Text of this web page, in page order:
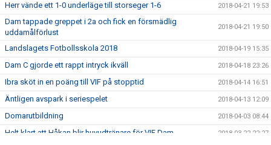
Herr vände ett 1-0 underläge till storseger 1-6 2018-04-21 19:53
Dam tappade greppet i 2a och fick en försmädlig
uddamålförlust
2018-04-21 19:50
Landslagets Fotbollsskola 2018 2018-04-19 15:35
Dam C gjorde ett rappt intryck ikväll 2018-04-18 23:26
Ibra sköt in en poäng till VIF på stopptid 2018-04-14 16:51
Äntligen avspark i seriespelet 2018-04-13 12:09
Domarutbildning 2018-04-03 08:44
Helt klart att Håkan blir huvudtränare för VIF Dam 2018-03-22 22:27